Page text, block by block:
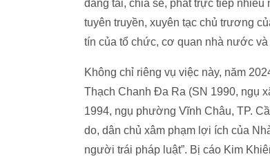
đăng tải, chia sẻ, phát trực tiếp
tuyên truyền, xuyên tạc chủ trương
tín của tổ chức, cơ quan nhà nước và
Không chỉ riêng vụ việc này, năm
Thạch Chanh Đa Ra (SN 1990, ngụ
1994, ngụ phường Vĩnh Châu, TP.
do, dân chủ xâm phạm lợi ích của
người trái pháp luật”. Bị cáo Kim